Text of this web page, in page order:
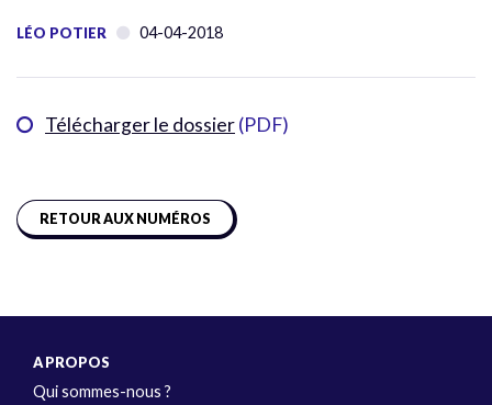
LÉO POTIER 04-04-2018
Télécharger le dossier(PDF)
RETOUR AUX NUMÉROS
A PROPOS
Qui sommes-nous ?